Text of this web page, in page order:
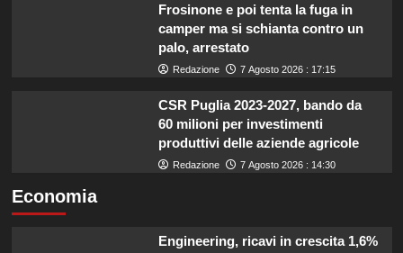
Frosinone e poi tenta la fuga in
camper ma si schianta contro un
palo, arrestato
Redazione 7 Agosto 2026 : 17:15
CSR Puglia 2023-2027, bando da
60 milioni per investimenti
produttivi delle aziende agricole
Redazione 7 Agosto 2026 : 14:30
Economia
Engineering, ricavi in crescita 1,6%